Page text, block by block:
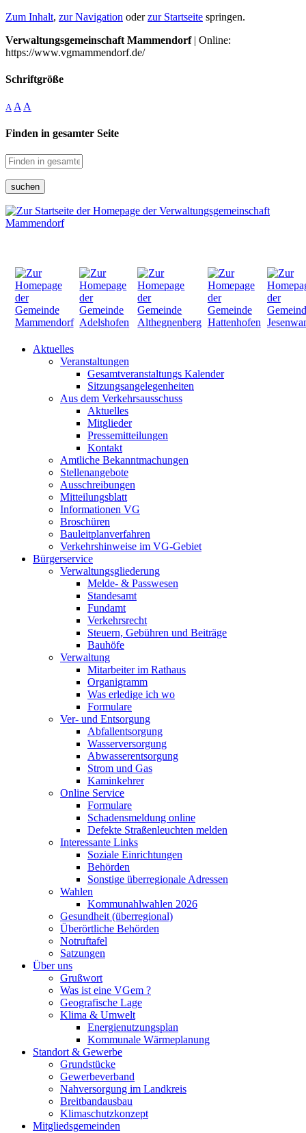
Zum Inhalt, zur Navigation oderzur Startseite springen.
Verwaltungsgemeinschaft Mammendorf| Online:
https://www.vgmammendorf.de/
Schriftgröße
A A A
Finden in gesamter Seite
suchen
Aktuelles
Veranstaltungen
Gesamtveranstaltungs Kalender
Sitzungsangelegenheiten
Aus dem Verkehrsausschuss
Aktuelles
Mitglieder
Pressemitteilungen
Kontakt
Amtliche Bekanntmachungen
Stellenangebote
Ausschreibungen
Mitteilungsblatt
Informationen VG
Broschüren
Bauleitplanverfahren
Verkehrshinweise im VG-Gebiet
Bürgerservice
Verwaltungsgliederung
Melde- & Passwesen
Standesamt
Fundamt
Verkehrsrecht
Steuern, Gebühren und Beiträge
Bauhöfe
Verwaltung
Mitarbeiter im Rathaus
Organigramm
Was erledige ich wo
Formulare
Ver- und Entsorgung
Abfallentsorgung
Wasserversorgung
Abwasserentsorgung
Strom und Gas
Kaminkehrer
Online Service
Formulare
Schadensmeldung online
Defekte Straßenleuchten melden
Interessante Links
Soziale Einrichtungen
Behörden
Sonstige überregionale Adressen
Wahlen
Kommunahlwahlen 2026
Gesundheit (überregional)
Überörtliche Behörden
Notruftafel
Satzungen
Über uns
Grußwort
Was ist eine VGem ?
Geografische Lage
Klima & Umwelt
Energienutzungsplan
Kommunale Wärmeplanung
Standort & Gewerbe
Grundstücke
Gewerbeverband
Nahversorgung im Landkreis
Breitbandausbau
Klimaschutzkonzept
Mitgliedsgemeinden